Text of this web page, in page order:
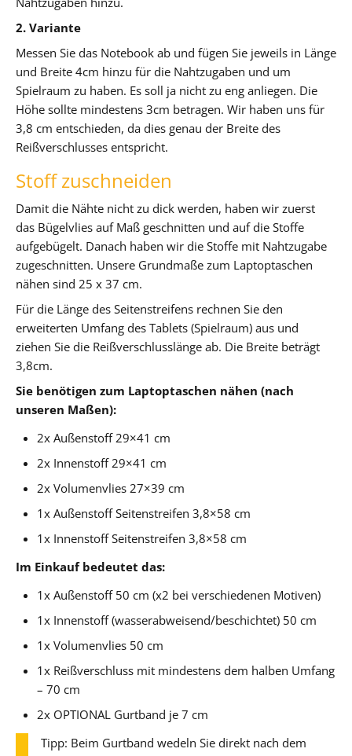
2. Variante
Messen Sie das Notebook ab und fügen Sie jeweils in Länge
und Breite 4cm hinzu für die Nahtzugaben und um
Spielraum zu haben. Es soll ja nicht zu eng anliegen. Die
Höhe sollte mindestens 3cm betragen. Wir haben uns für
3,8 cm entschieden, da dies genau der Breite des
Reißverschlusses entspricht.
Stoff zuschneiden
Damit die Nähte nicht zu dick werden, haben wir zuerst
das Bügelvlies auf Maß geschnitten und auf die Stoffe
aufgebügelt. Danach haben wir die Stoffe mit Nahtzugabe
zugeschnitten. Unsere Grundmaße zum Laptoptaschen
nähen sind 25 x 37 cm.
Für die Länge des Seitenstreifens rechnen Sie den
erweiterten Umfang des Tablets (Spielraum) aus und
ziehen Sie die Reißverschlusslänge ab. Die Breite beträgt
3,8cm.
Sie benötigen zum Laptoptaschen nähen (nach
unseren Maßen):
2x Außenstoff 29×41 cm
2x Innenstoff 29×41 cm
2x Volumenvlies 27×39 cm
1x Außenstoff Seitenstreifen 3,8×58 cm
1x Innenstoff Seitenstreifen 3,8×58 cm
Im Einkauf bedeutet das:
1x Außenstoff 50 cm (x2 bei verschiedenen Motiven)
1x Innenstoff (wasserabweisend/beschichtet) 50 cm
1x Volumenvlies 50 cm
1x Reißverschluss mit mindestens dem halben Umfang
– 70 cm
2x OPTIONAL Gurtband je 7 cm
Tipp: Beim Gurtband wedeln Sie direkt nach dem